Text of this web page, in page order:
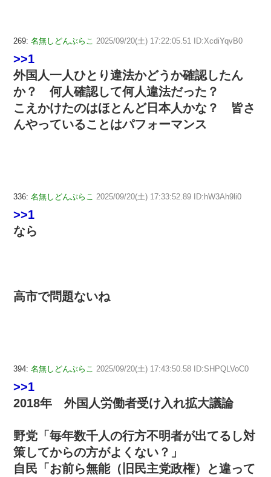
269: 名無しどんぶらこ 2025/09/20(土) 17:22:05.51 ID:XcdiYqvB0
>>1
外国人一人ひとり違法かどうか確認したん
か？ 何人確認して何人違法だった？
こえかけたのはほとんど日本人かな？ 皆さ
んやっていることはパフォーマンス
336: 名無しどんぶらこ 2025/09/20(土) 17:33:52.89 ID:hW3Ah9li0
>>1
なら
高市で問題ないね
394: 名無しどんぶらこ 2025/09/20(土) 17:43:50.58 ID:SHPQLVoC0
>>1
2018年 外国人労働者受け入れ拡大議論
野党「毎年数千人の行方不明者が出てるし対
策してからの方がよくない？」
自民「お前ら無能（旧民主党政権）と違って